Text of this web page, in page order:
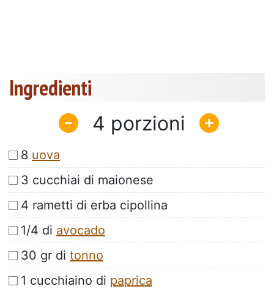
Ingredienti
4
8 uova
3 cucchiai di maionese
4 rametti di erba cipollina
1/4 di avocado
30 gr di tonno
1 cucchiaino di paprica